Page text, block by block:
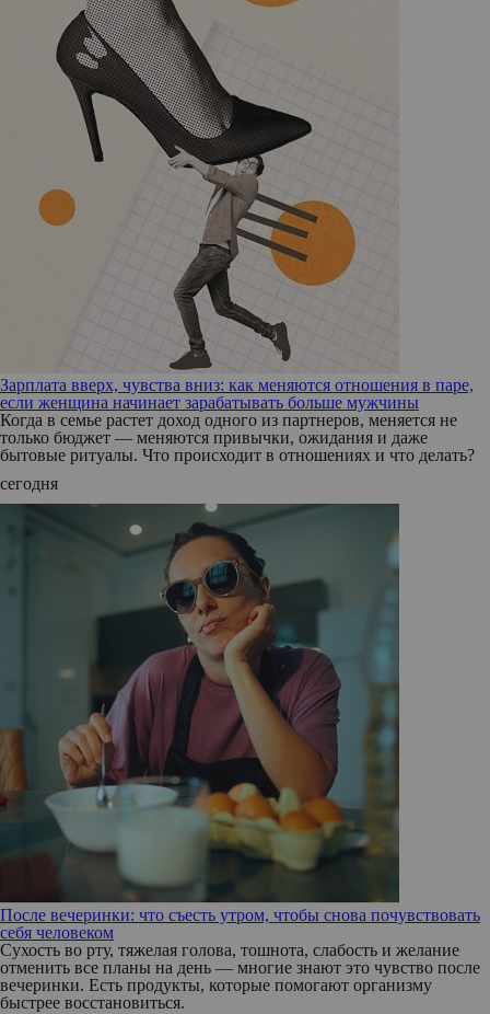
Зарплата вверх, чувства вниз: как меняются отношения в паре,
если женщина начинает зарабатывать больше мужчины
Когда в семье растет доход одного из партнеров, меняется не
только бюджет — меняются привычки, ожидания и даже
бытовые ритуалы. Что происходит в отношениях и что делать?
сегодня
После вечеринки: что съесть утром, чтобы снова почувствовать
себя человеком
Сухость во рту, тяжелая голова, тошнота, слабость и желание
отменить все планы на день — многие знают это чувство после
вечеринки. Есть продукты, которые помогают организму
быстрее восстановиться.